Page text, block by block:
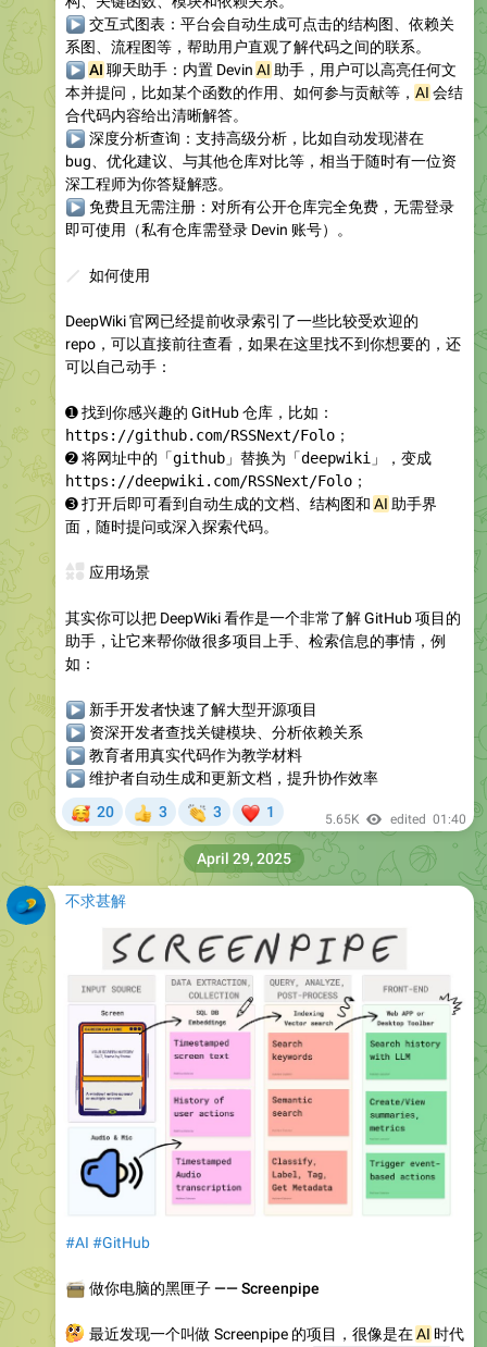
交互式图表：平台会自动生成可点击的结构图、依赖关
系图、流程图等，帮助用户直观了解代码之间的联系。
AI 聊天助手：内置 Devin AI 助手，用户可以高亮任何文
本并提问，比如某个函数的作用、如何参与贡献等， AI 会结
合代码内容给出清晰解答。
深度分析查询 ：支持高级分析，比如自动发现潜在
bug、优化建议、与其他仓库对比等，相当于随时有一位资
深工程师为你答疑解惑。
免费且无需注册：对所有公开仓库完全免费，无需登录
即可使用（私有仓库需登录 Devin 账号）。
如何使用
DeepWiki 官网已经提前收录索引了一些比较受欢迎的
repo，可以直接前往查看，如果在这里找不到你想要的，还
可以自己动手：
➊ 找到你感兴趣的 GitHub 仓库，比如：
https://github.com/RSSNext/Folo ；
➋ 将网址中的「github 」替换为「deepwiki 」，变成
https://deepwiki.com/RSSNext/Folo ；
➌ 打开后即可看到自动生成的文档、结构图和 AI 助手界
面，随时提问或深入探索代码。
应用场景
其实你可以把 DeepWiki 看作是一个非常了解 GitHub 项目的
助手，让它来帮你做很多项目上手、检索信息的事情，例
如：
新手开发者快速了解大型开源项目
资深开发者查找关键模块、分析依赖关系
教育者用真实代码作为教学材料
维护者自动生成和更新文档，提升协作效率
20 3
👏
3
❤
1 5.65K edited 01:40
不求甚解
#AI #GitHub
做你电脑的黑匣子 —— Screenpipe
最近发现一个叫做 Screenpipe 的项目，很像是在AI 时代
April 29, 2025